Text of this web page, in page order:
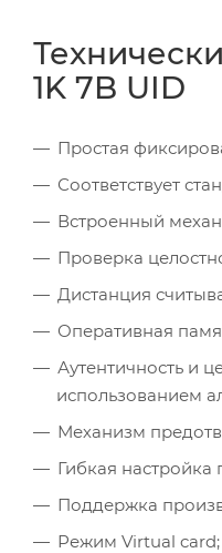
1K 7B UID
Простая
Соответствует
Встроенный
Проверка
Дистанция
Оперативная
Аутентичность и
использованием
Механизм
Гибкая настройка
Поддержка
Режим Virtual card;